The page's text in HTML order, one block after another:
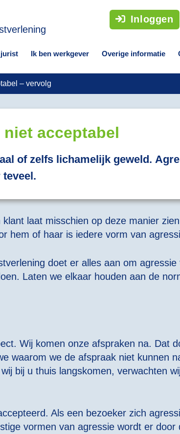
Inloggen
jurist Ik ben werkgever Overige informatie
– vervolg
acceptabel
of zelfs lichamelijk geweld.
teveel.
laat misschien op deze manier
hem of haar is iedere vorm van
doet er alles aan om
Laten we elkaar houden aan de
Wij komen onze afspraken na. Dat
waarom we de afspraak niet kunnen
bij u thuis langskomen, verwachten
Als een bezoeker zich
vormen van agressie wordt er